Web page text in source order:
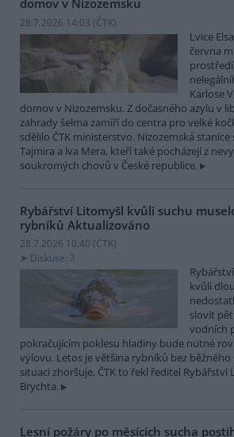
domov v Nizozemsku
28.7.2026 14:03 (ČTK)
Lvice
června
prostředí
Karlose
domov v Nizozemsku. Z dočasného azylu v
zahrady šelma zamíří do centra pro velké
sdělilo ČTK ministerstvo. Nizozemská stanice
Tajmira a lva Mera, kteří také pocházejí z
soukromých chovů v České republice.
Rybářství Litomyšl kvůli suchu
rybníků Aktualizováno
28.7.2026 10:40 (ČTK)
Diskuse: 3
kvůli
slovit
vodních
pokračujícím poklesu hladiny bude nutné
výlovu. Letos je většina rybníků bez
situaci zhoršuje. ČTK to řekl ředitel Rybářství
Brychta.
Lesní požáry po měsících sucha